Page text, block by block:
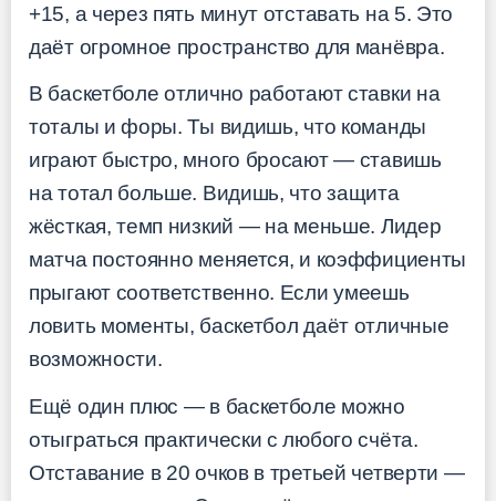
+15, а через пять минут отставать на 5. Это
даёт огромное пространство для манёвра.
В баскетболе отлично работают ставки на
тоталы и форы. Ты видишь, что команды
играют быстро, много бросают — ставишь
на тотал больше. Видишь, что защита
жёсткая, темп низкий — на меньше. Лидер
матча постоянно меняется, и коэффициенты
прыгают соответственно. Если умеешь
ловить моменты, баскетбол даёт отличные
возможности.
Ещё один плюс — в баскетболе можно
отыграться практически с любого счёта.
Отставание в 20 очков в третьей четверти —